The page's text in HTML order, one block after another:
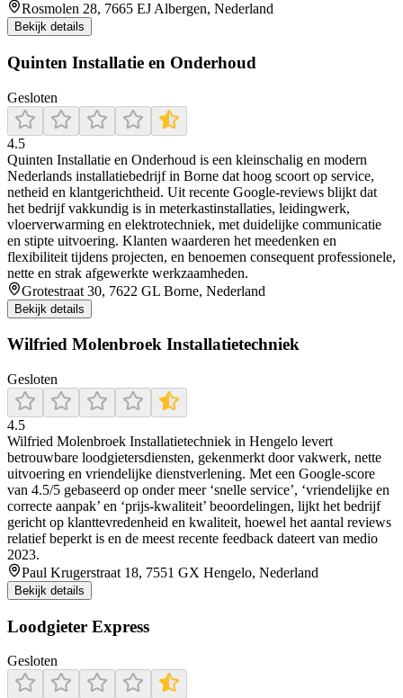
Rosmolen 28, 7665 EJ Albergen, Nederland
Bekijk details
Quinten Installatie en Onderhoud
Gesloten
4.5
Quinten Installatie en Onderhoud is een kleinschalig en modern
Nederlands installatiebedrijf in Borne dat hoog scoort op service,
netheid en klantgerichtheid. Uit recente Google-reviews blijkt dat
het bedrijf vakkundig is in meterkastinstallaties, leidingwerk,
vloerverwarming en elektrotechniek, met duidelijke communicatie
en stipte uitvoering. Klanten waarderen het meedenken en
flexibiliteit tijdens projecten, en benoemen consequent professionele,
nette en strak afgewerkte werkzaamheden.
Grotestraat 30, 7622 GL Borne, Nederland
Bekijk details
Wilfried Molenbroek Installatietechniek
Gesloten
4.5
Wilfried Molenbroek Installatietechniek in Hengelo levert
betrouwbare loodgietersdiensten, gekenmerkt door vakwerk, nette
uitvoering en vriendelijke dienstverlening. Met een Google-score
van 4.5/5 gebaseerd op onder meer ‘snelle service’, ‘vriendelijke en
correcte aanpak’ en ‘prijs-kwaliteit’ beoordelingen, lijkt het bedrijf
gericht op klanttevredenheid en kwaliteit, hoewel het aantal reviews
relatief beperkt is en de meest recente feedback dateert van medio
2023.
Paul Krugerstraat 18, 7551 GX Hengelo, Nederland
Bekijk details
Loodgieter Express
Gesloten